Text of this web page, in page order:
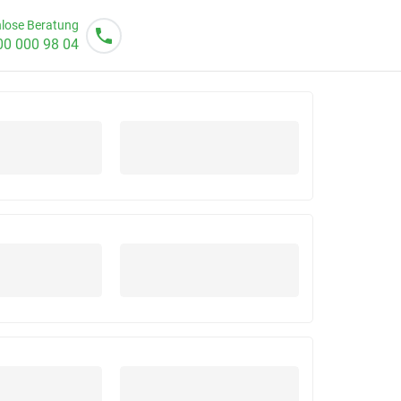
Beratung
000 98 04